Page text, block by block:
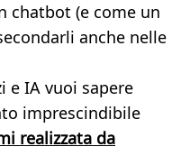
chatbot (e come un
anche nelle
e IA vuoi sapere
imprescindibile
realizzata da